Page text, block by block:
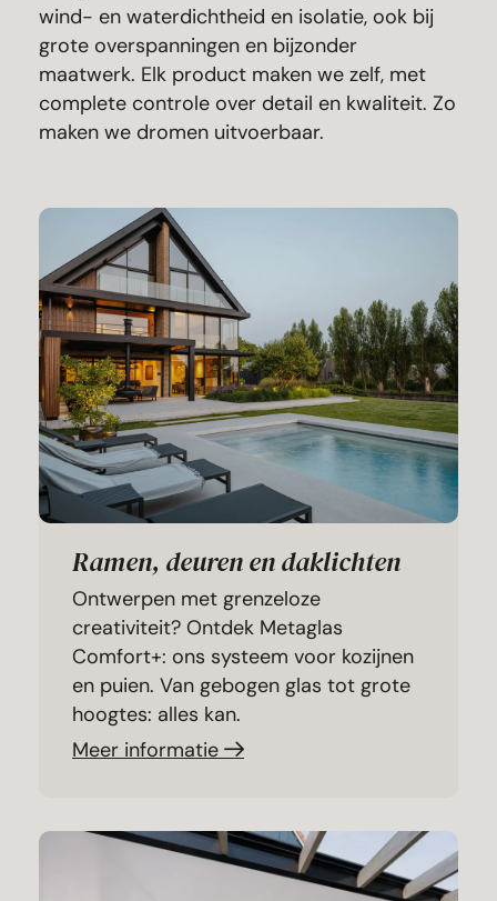
wind- en waterdichtheid en isolatie, ook bij
grote overspanningen en bijzonder
maatwerk. Elk product maken we zelf, met
complete controle over detail en kwaliteit. Zo
maken we dromen uitvoerbaar.
Ramen, deuren en daklichten
Ontwerpen met grenzeloze
creativiteit? Ontdek Metaglas
Comfort+: ons systeem voor kozijnen
en puien. Van gebogen glas tot grote
hoogtes: alles kan.
Meer informatie